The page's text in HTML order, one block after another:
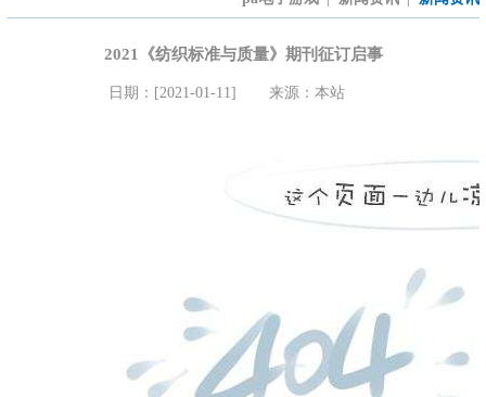
2021《纺织标准与质量》期刊征订启事
日期：[2021-01-11] 来源：本站